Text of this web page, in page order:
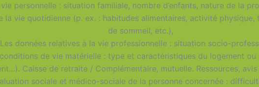
personnelle : situation familiale, nombre d’enfants, nature de la
la vie quotidienne (p. ex. : habitudes alimentaires, activité
de sommeil, etc.),
données relatives à la vie professionnelle : situation socio-
de vie matérielle : type et caractéristiques du logement ou
Caisse de retraite / Complémentaire, mutuelle. Ressources, avis
sociale et médico-sociale de la personne concernée :